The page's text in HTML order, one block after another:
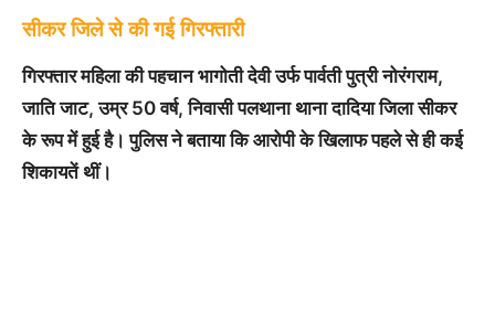
सीकर जिले से की गई गिरफ्तारी
गिरफ्तार महिला की पहचान भागोती देवी उर्फ पार्वती पुत्री नोरंगराम,
जाति जाट, उम्र 50 वर्ष, निवासी पलथाना थाना दादिया जिला सीकर
के रूप में हुई है। पुलिस ने बताया कि आरोपी के खिलाफ पहले से ही कई
शिकायतें थीं।